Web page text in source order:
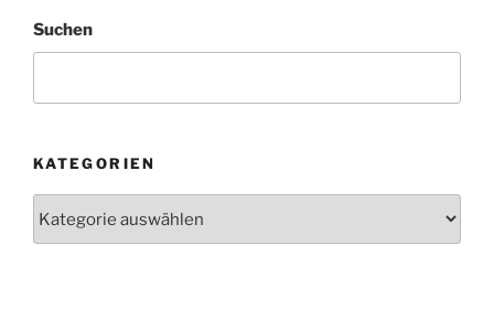
Suchen
KATEGORIEN